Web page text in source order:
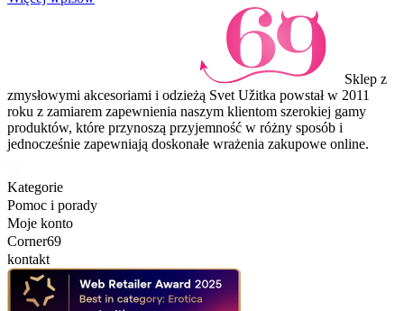
Sklep z
zmysłowymi akcesoriami i odzieżą Svet Užitka powstał w 2011
roku z zamiarem zapewnienia naszym klientom szerokiej gamy
produktów, które przynoszą przyjemność w różny sposób i
jednocześnie zapewniają doskonałe wrażenia zakupowe online.
Kategorie
Pomoc i porady
Moje konto
Corner69
kontakt